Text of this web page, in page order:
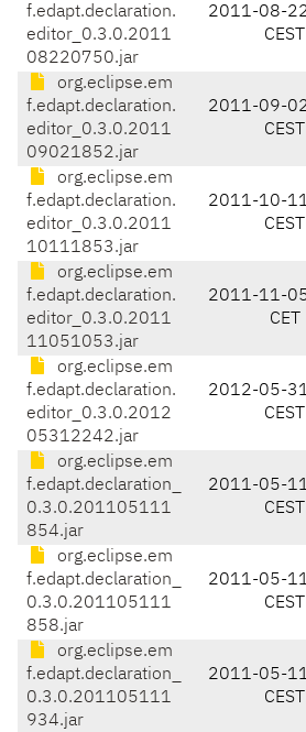
f.edapt.declaration.
editor_0.3.0.2011
08220750.jar
2011-08-
CEST
org.eclipse.em
f.edapt.declaration.
editor_0.3.0.2011
09021852.jar
2011-09-
CEST
org.eclipse.em
f.edapt.declaration.
editor_0.3.0.2011
10111853.jar
2011-10-
CEST
org.eclipse.em
f.edapt.declaration.
editor_0.3.0.2011
11051053.jar
2011-11-
CET
org.eclipse.em
f.edapt.declaration.
editor_0.3.0.2012
05312242.jar
2012-05-
CEST
org.eclipse.em
f.edapt.declaration_
0.3.0.201105111
854.jar
2011-05-
CEST
org.eclipse.em
f.edapt.declaration_
0.3.0.201105111
858.jar
2011-05-
CEST
org.eclipse.em
f.edapt.declaration_
0.3.0.201105111
934.jar
2011-05-
CEST